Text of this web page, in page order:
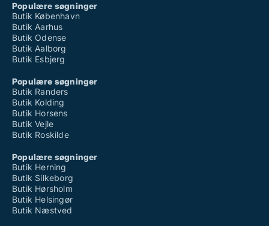
Populære søgninger
Butik København
Butik Aarhus
Butik Odense
Butik Aalborg
Butik Esbjerg
Populære søgninger
Butik Randers
Butik Kolding
Butik Horsens
Butik Vejle
Butik Roskilde
Populære søgninger
Butik Herning
Butik Silkeborg
Butik Hørsholm
Butik Helsingør
Butik Næstved